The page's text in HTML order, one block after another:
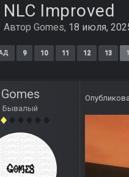
NLC Improved
Автор Gomes, 18 июля,
9 10 11 12 13
Gomes
Бывалый